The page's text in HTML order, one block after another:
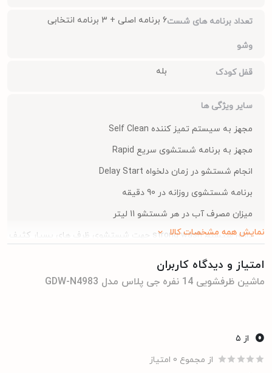
تعداد برنامه های شست
وشو
6 برنامه اصلی + 3 برنامه انتخابی
قفل کودک بله
سایر ویژگی ها
مجهز به سیستم تمیز کننده Self Clean
مجهز به برنامه شستشوی سریع Rapid
انجام شستشو در زمان دلخواه Delay Start
برنامه شستشوی روزانه در 90 دقیقه
میزان مصرف آب در هر شستشو 11 لیتر
دارای سیستم strong wash جهت شستشوی ظرف های بسیار کثیف
دارای برنامه ویژه جهت شستشوی ظروف بلور Glass
برنامه شستشوی نصف ظرفیت (half load)
مجهز به Auto Open Door
برنامه بهداشتی Hygiene Wash
نمایش همه مشخصات کالا
امتیاز و دیدگاه کاربران
ماشین ظرفشویی 14 نفره جی پلاس مدل GDW-N4983
0
از ۵
از مجموع 0 امتیاز